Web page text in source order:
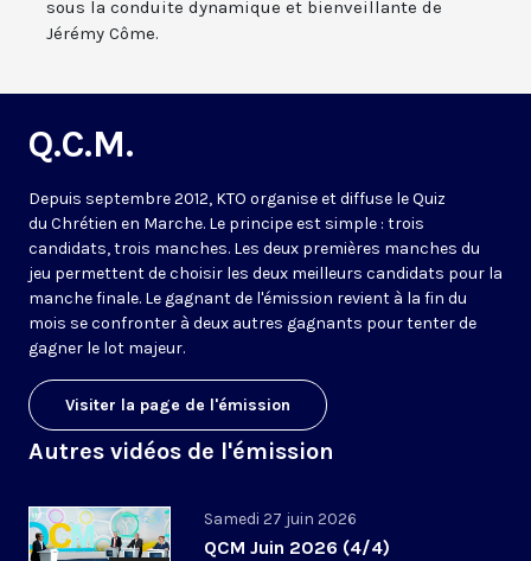
sous la conduite dynamique et bienveillante de
Jérémy Côme.
Q.C.M.
Depuis septembre 2012, KTO organise et diffuse le Quiz
du Chrétien en Marche. Le principe est simple : trois
candidats, trois manches. Les deux premières manches du
jeu permettent de choisir les deux meilleurs candidats pour la
manche finale. Le gagnant de l'émission revient à la fin du
mois se confronter à deux autres gagnants pour tenter de
gagner le lot majeur.
Visiter la page de l'émission
Autres vidéos de l'émission
Samedi 27 juin 2026
QCM Juin 2026 (4/4)